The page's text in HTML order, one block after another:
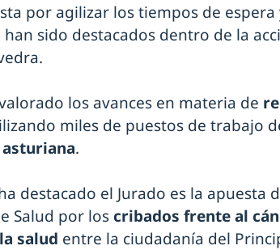
por agilizar los tiempos de
han sido destacados dentro de la
los avances en materia de
miles de puestos de trabajo
.
destacado el Jurado es la apuesta
Salud por los cribados frente al
salud entre la ciudadanía del